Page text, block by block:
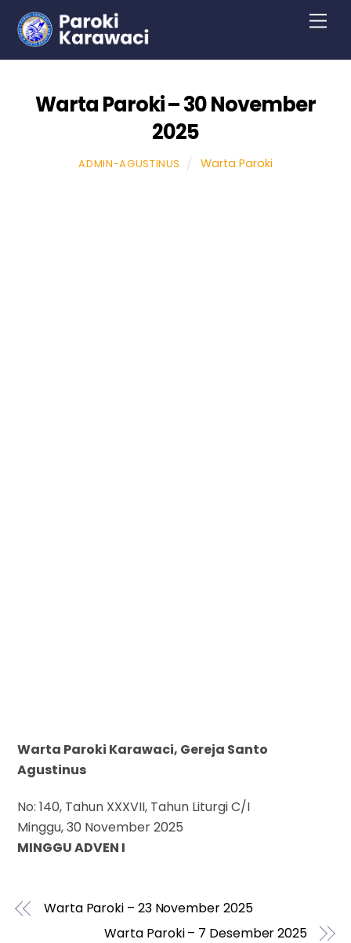
content
Warta Paroki – 30 November
2025
ADMIN-AGUSTINUS Warta Paroki
Warta Paroki Karawaci, Gereja Santo
Agustinus
No: 140, Tahun XXXVII, Tahun Liturgi C/I
Minggu, 30 November 2025
MINGGU ADVEN I
Warta Paroki – 23 November 2025
Warta Paroki – 7 Desember 2025